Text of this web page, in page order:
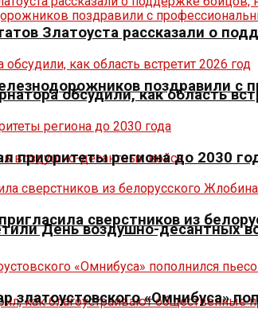
поздравили с
День воздушно-десантных
Златоуста рассказали о
обсудили, как область
приоритеты региона до 2030
сверстников из
«Омнибуса»